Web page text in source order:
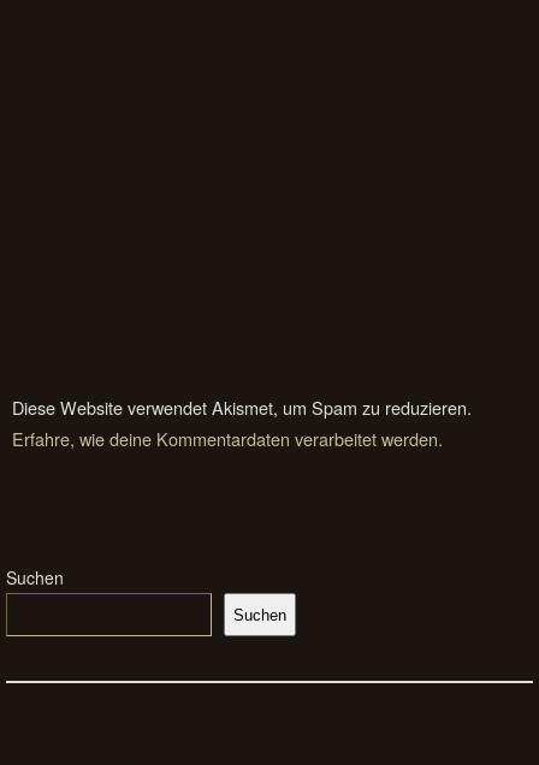
Diese Website verwendet Akismet, um Spam zu reduzieren.
Erfahre, wie deine Kommentardaten verarbeitet werden.
Suchen
Suchen